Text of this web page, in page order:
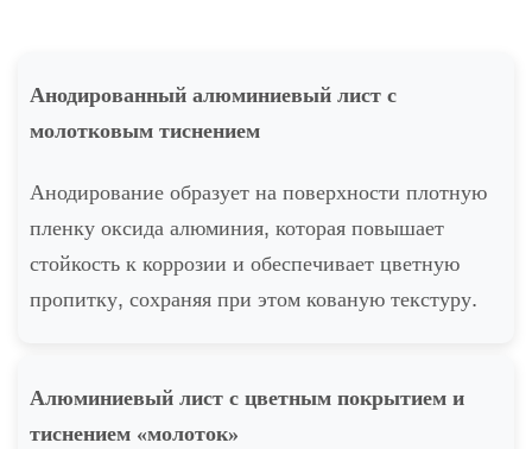
Анодированный алюминиевый лист с
молотковым тиснением
Анодирование образует на поверхности плотную
пленку оксида алюминия, которая повышает
стойкость к коррозии и обеспечивает цветную
пропитку, сохраняя при этом кованую текстуру.
Алюминиевый лист с цветным покрытием и
тиснением «молоток»